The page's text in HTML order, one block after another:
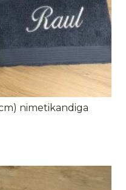
nimetikandiga